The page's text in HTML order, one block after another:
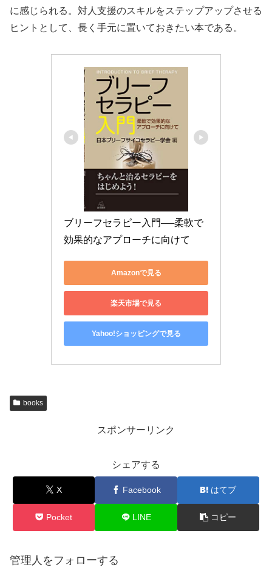
に感じられる。対人支援のスキルをステップアップさせる
ヒントとして、長く手元に置いておきたい本である。
ブリーフセラピー入門──柔軟で
効果的なアプローチに向けて
Amazonで見る
楽天市場で見る
Yahoo!ショッピングで見る
books
スポンサーリンク
シェアする
X Facebook はてブ
Pocket LINE コピー
管理人をフォローする